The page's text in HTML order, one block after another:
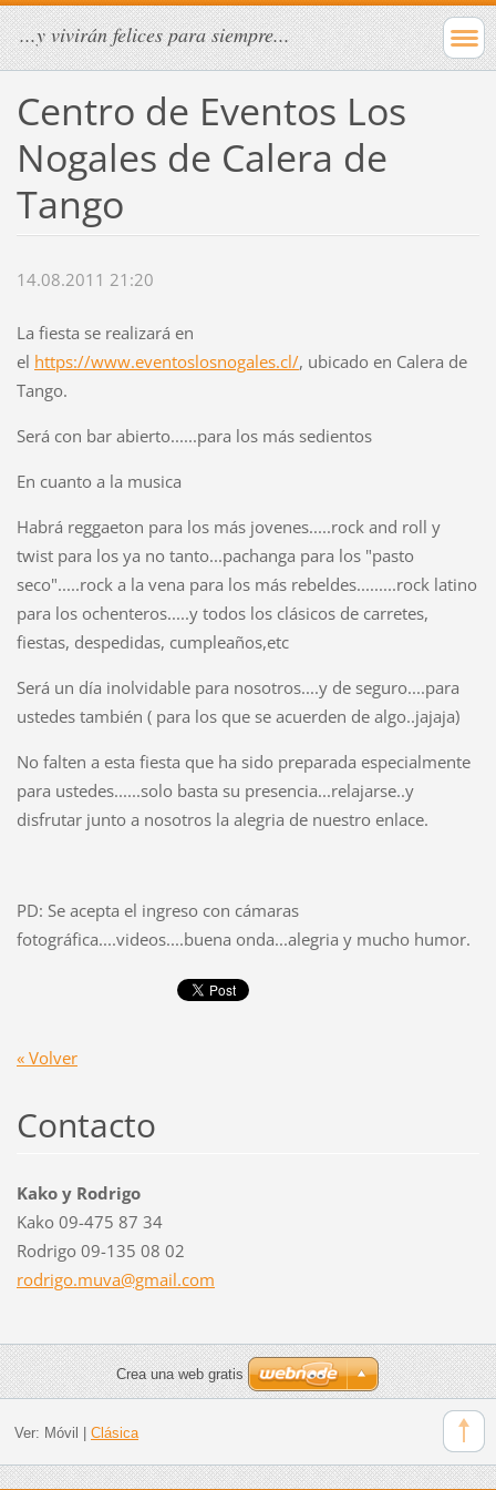
...y vivirán felices para siempre...
Centro de Eventos Los
Nogales de Calera de
Tango
14.08.2011 21:20
La fiesta se realizará en
el https://www.eventoslosnogales.cl/, ubicado en Calera de
Tango.
Será con bar abierto......para los más sedientos
En cuanto a la musica
Habrá reggaeton para los más jovenes.....rock and roll y
twist para los ya no tanto...pachanga para los "pasto
seco".....rock a la vena para los más rebeldes.........rock latino
para los ochenteros.....y todos los clásicos de carretes,
fiestas, despedidas, cumpleaños,etc
Será un día inolvidable para nosotros....y de seguro....para
ustedes también ( para los que se acuerden de algo..jajaja)
No falten a esta fiesta que ha sido preparada especialmente
para ustedes......solo basta su presencia...relajarse..y
disfrutar junto a nosotros la alegria de nuestro enlace.
PD: Se acepta el ingreso con cámaras
fotográfica....videos....buena onda...alegria y mucho humor.
« Volver
Contacto
Kako y Rodrigo
Kako 09-475 87 34
Rodrigo 09-135 08 02
rodrigo.muva@gmail.com
Crea una web gratis
Ver: Móvil Clásica